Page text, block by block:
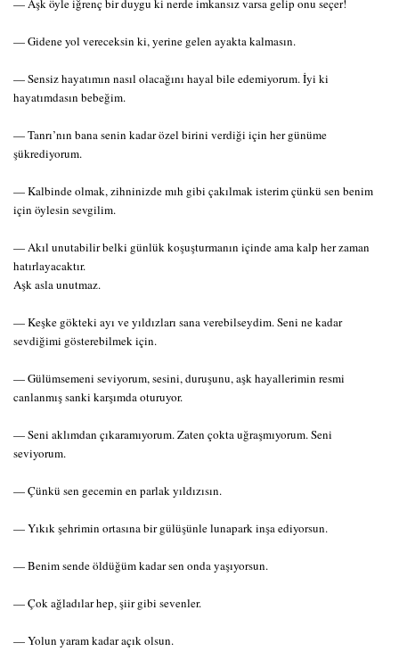
— Aşk öyle iğrenç bir duygu ki nerde imkansız varsa gelip onu seçer!
— Gidene yol vereceksin ki, yerine gelen ayakta kalmasın.
— Sensiz hayatımın nasıl olacağını hayal bile edemiyorum. İyi ki
hayatımdasın bebeğim.
— Tanrı’nın bana senin kadar özel birini verdiği için her günüme
şükrediyorum.
— Kalbinde olmak, zihninizde mıh gibi çakılmak isterim çünkü sen benim
için öylesin sevgilim.
— Akıl unutabilir belki günlük koşuşturmanın içinde ama kalp her zaman
hatırlayacaktır.
Aşk asla unutmaz.
— Keşke gökteki ayı ve yıldızları sana verebilseydim. Seni ne kadar
sevdiğimi gösterebilmek için.
— Gülümsemeni seviyorum, sesini, duruşunu, aşk hayallerimin resmi
canlanmış sanki karşımda oturuyor.
— Seni aklımdan çıkaramıyorum. Zaten çokta uğraşmıyorum. Seni
seviyorum.
— Çünkü sen gecemin en parlak yıldızısın.
— Yıkık şehrimin ortasına bir gülüşünle lunapark inşa ediyorsun.
— Benim sende öldüğüm kadar sen onda yaşıyorsun.
— Çok ağladılar hep, şiir gibi sevenler.
— Yolun yaram kadar açık olsun.